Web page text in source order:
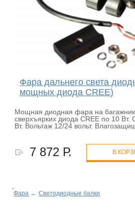
Фара дальнего света
мощных диода CREE)
Мощная диодная фара на
сверхъярких диода CREE по 10
Вт. Вольтаж 12/24 вольт.
7 872 Р. В
Фара → Светодиодные балки